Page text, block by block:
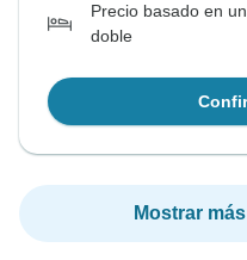
Precio basado en
doble
Mostrar